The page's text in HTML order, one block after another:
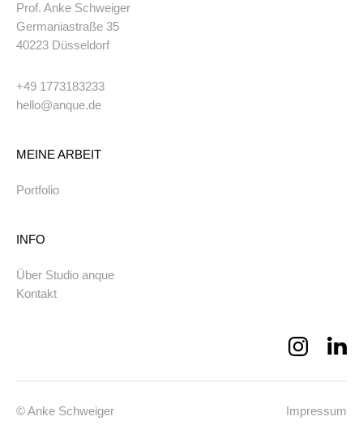
Prof. Anke Schweiger
Germaniastraße 35
40223 Düsseldorf
+49 1773183233
hello@anque.de
MEINE ARBEIT
Portfolio
INFO
Über Studio anque
Kontakt
© Anke Schweiger Impressum